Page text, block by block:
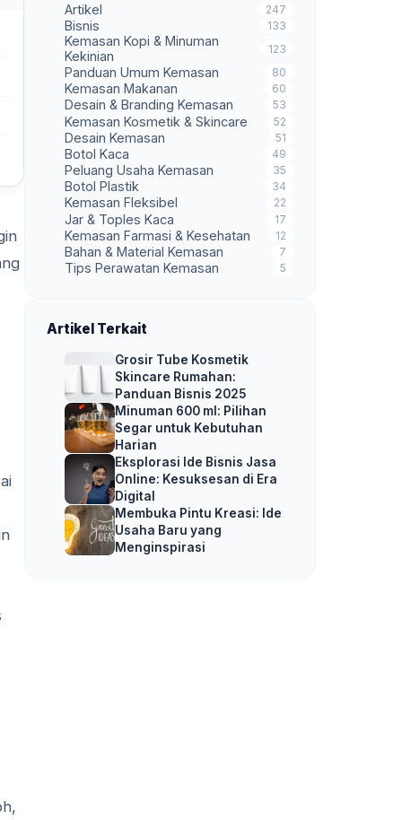
Artikel 247
Bisnis 133
Kemasan Kopi & Minuman
Kekinian
123
Panduan Umum Kemasan 80
Kemasan Makanan 60
Desain & Branding Kemasan 53
Kemasan Kosmetik & Skincare 52
Desain Kemasan 51
Botol Kaca 49
Peluang Usaha Kemasan 35
Botol Plastik 34
Kemasan Fleksibel 22
Jar & Toples Kaca 17
Kemasan Farmasi & Kesehatan 12
Bahan & Material Kemasan 7
Tips Perawatan Kemasan 5
Artikel Terkait
Grosir Tube Kosmetik
Skincare Rumahan:
Panduan Bisnis 2025
Minuman 600 ml: Pilihan
Segar untuk Kebutuhan
Harian
Eksplorasi Ide Bisnis Jasa
Online: Kesuksesan di Era
Digital
Membuka Pintu Kreasi: Ide
Usaha Baru yang
Menginspirasi